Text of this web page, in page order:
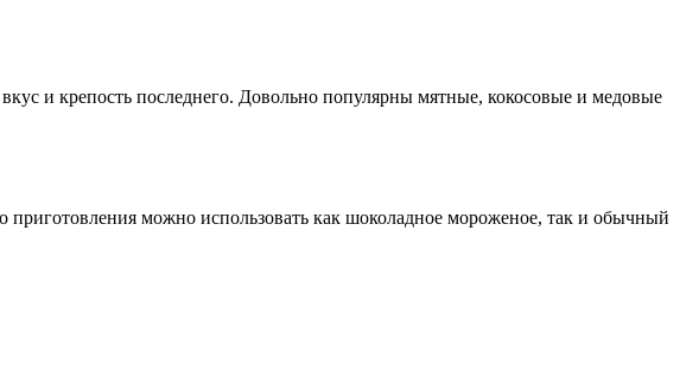
и крепость последнего. Довольно популярны мятные, кокосовые и медовые
можно использовать как шоколадное мороженое, так и обычный